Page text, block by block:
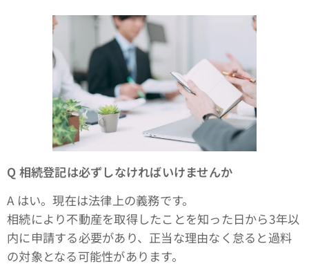
Q 相続登記は必ずしなければいけませんか
A はい。現在は法律上の義務です。
相続により不動産を取得したことを知った日から3年以
内に申請する必要があり、正当な理由なく怠ると過料
の対象となる可能性があります。